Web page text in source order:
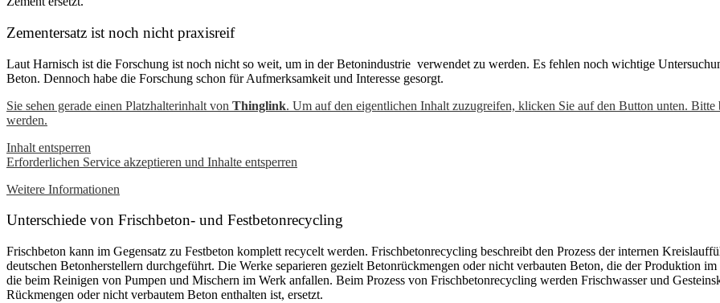
Zementersatz ist noch nicht praxisreif
Laut Harnisch ist die Forschung ist noch nicht so weit, um in der Betonindustrie verwendet zu werden. Es fehlen noch wichtige
Beton. Dennoch habe die Forschung schon für Aufmerksamkeit und Interesse gesorgt.
Sie sehen gerade einen Platzhalterinhalt von Thinglink. Um auf den eigentlichen Inhalt zuzugreifen, klicken Sie auf den Button unten. Bitte
werden.
Inhalt entsperren
Erforderlichen Service akzeptieren und Inhalte entsperren
Weitere Informationen
Unterschiede von Frischbeton- und Festbetonrecycling
Frischbeton kann im Gegensatz zu Festbeton komplett recycelt werden. Frischbetonrecycling beschreibt den Prozess der internen
deutschen Betonherstellern durchgeführt. Die Werke separieren gezielt Betonrückmengen oder nicht verbauten Beton, die der Produktion
die beim Reinigen von Pumpen und Mischern im Werk anfallen. Beim Prozess von Frischbetonrecycling werden Frischwasser und
Rückmengen oder nicht verbautem Beton enthalten ist, ersetzt.